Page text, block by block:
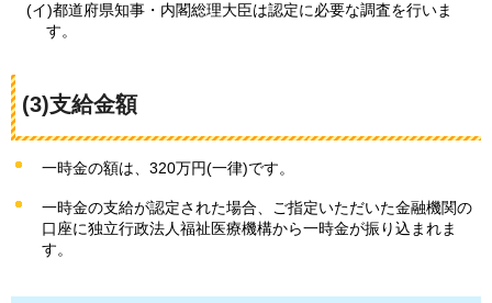
(イ)都道府県知事・内閣総理大臣は認定に必要な調査を行いま
す。
(3)支給金額
一時金の額は、320万円(一律)です。
一時金の支給が認定された場合、ご指定いただいた金融機関の
口座に独立行政法人福祉医療機構から一時金が振り込まれま
す。